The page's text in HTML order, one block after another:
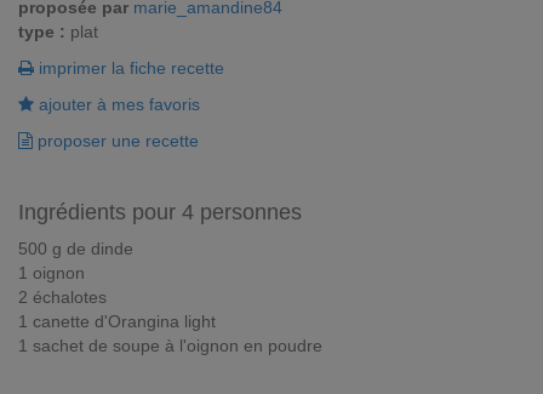
proposée par marie_amandine84
type : plat
imprimer la fiche recette
ajouter à mes favoris
proposer une recette
Ingrédients pour 4 personnes
500 g de dinde
1 oignon
2 échalotes
1 canette d'Orangina light
1 sachet de soupe à l'oignon en poudre